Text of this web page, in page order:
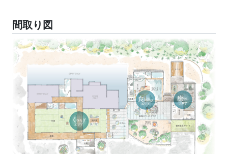
間取り図